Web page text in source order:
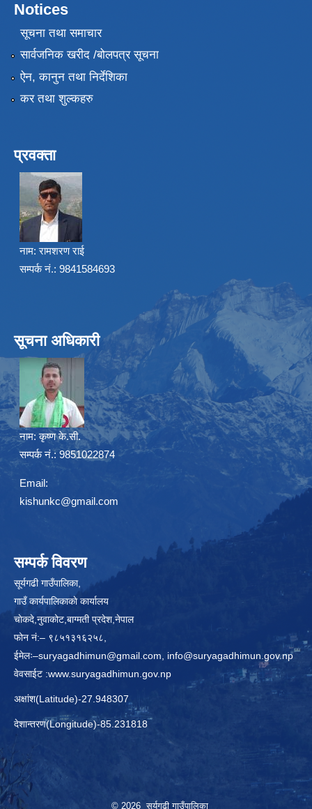
Notices
सूचना तथा समाचार
सार्वजनिक खरीद /बोलपत्र सूचना
ऐन, कानुन तथा निर्देशिका
कर तथा शुल्कहरु
प्रवक्ता
नाम: रामशरण राई
सम्पर्क नं.: 9841584693
सूचना अधिकारी
नाम: कृष्ण के.सी.
सम्पर्क नं.: 9851022874
Email:
kishunkc@gmail.com
सम्पर्क विवरण
सूर्यगढी गाउँपालिका,
गाउँ कार्यपालिकाकाे कार्यालय
चाेकदे,नुवाकोट,बाग्मती प्रदेश,नेपाल
फोन नं:– ९८५१३१६२५८,
ईमेलः–suryagadhimun@gmail.com, info@suryagadhimun.gov.np
वेवसाईट :www.suryagadhimun.gov.np
अक्षांश(Latitude)-27.948307
देशान्तरण(Longitude)-85.231818
© 2026 सूर्यगढी गाउँपालिका